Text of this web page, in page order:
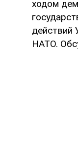
ходом
действий
НАТО.